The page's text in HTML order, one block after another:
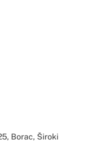
Borac, Široki